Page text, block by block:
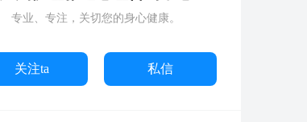
专业、专注，关切您的身心健康。
关注ta 私信